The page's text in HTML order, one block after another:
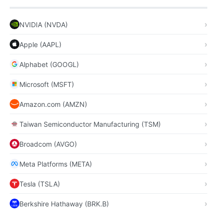
NVIDIA (NVDA)
Apple (AAPL)
Alphabet (GOOGL)
Microsoft (MSFT)
Amazon.com (AMZN)
Taiwan Semiconductor Manufacturing (TSM)
Broadcom (AVGO)
Meta Platforms (META)
Tesla (TSLA)
Berkshire Hathaway (BRK.B)